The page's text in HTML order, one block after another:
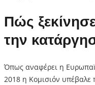
Πώς
την
Όπως αναφέρει η
2018 η Κομισιόν υπέβαλε